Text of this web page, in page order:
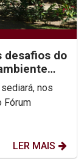
desafios do
nos
Fórum
LER MAIS